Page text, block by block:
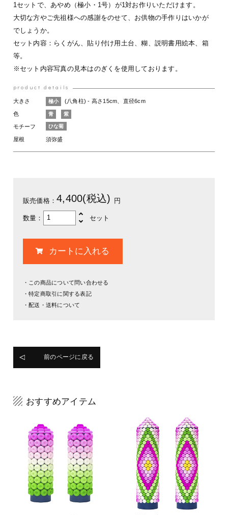
1セットで、あやめ（極小・1号）が1対お作りいただけます。
大切な方やご先祖様への感謝をのせて、お供物の手作りはいかが
でしょうか。
セット内容：らくがん、貼り付け用土台、糊、説明書用絵本、箱
等。
※セット内容写真の見本はのぎくを使用しております。
product details
大きさ 極小 (八角柱) - 高さ15cm、直径6cm
色 青 紫
モチーフ ひな菊
屋根 須弥盛
販売価格：4,400(税込) 円
数量： セット
この商品について問い合わせる
特定商取引に関する表記
配送・送料について
前のページに戻る
おすすめアイテム